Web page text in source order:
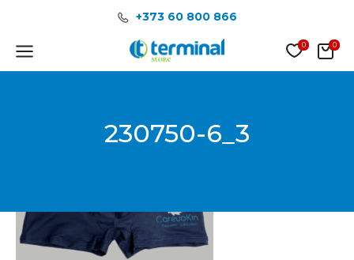
содержимому
+373 60 800 866
Main
Menu
230750-6_3